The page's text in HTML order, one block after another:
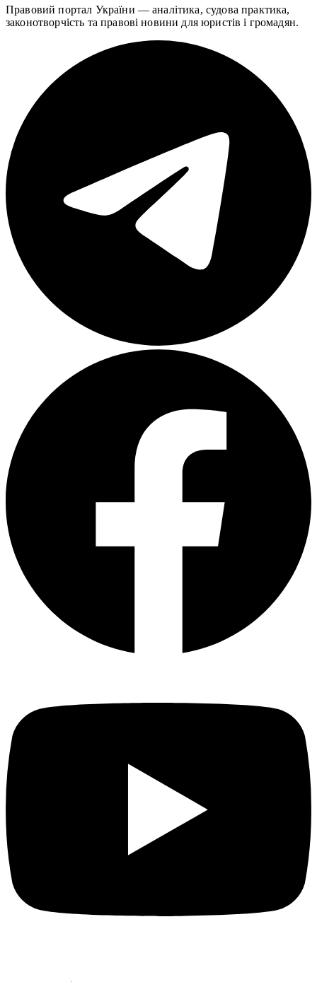
Правовий портал України — аналітика, судова практика,
законотворчість та правові новини для юристів і громадян.